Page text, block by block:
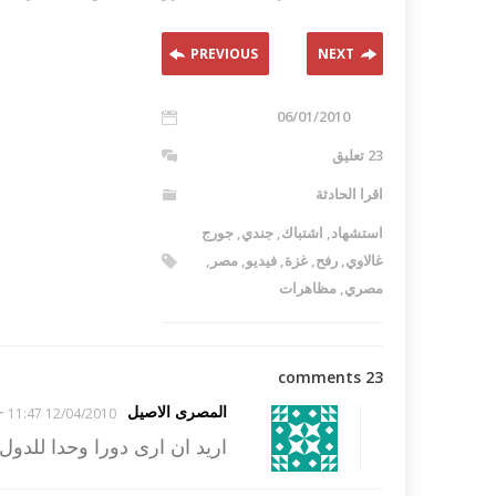
PREVIOUS NEXT
06/01/2010
23 تعليق
اقرا الحادثة
استشهاد, اشتباك, جندي, جورج
غالاوي, رفح, غزة, فيديو, مصر ,
مصري, مظاهرات
23 comments
المصرى الاصيل
12/04/2010 11:47
-
اريد ان ارى دورا وحدا للدول